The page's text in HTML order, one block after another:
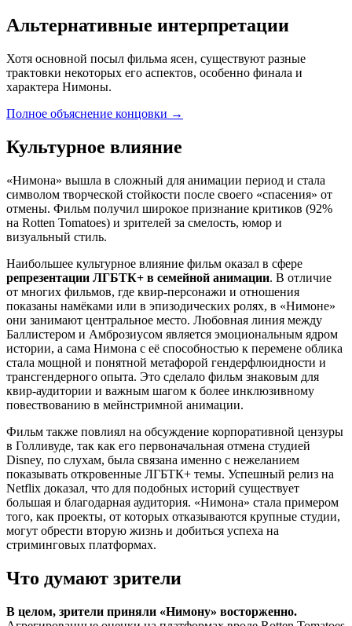
Альтернативные интерпретации
Хотя основной посыл фильма ясен, существуют разные
трактовки некоторых его аспектов, особенно финала и
характера Нимоны.
Полное объяснение концовки →
Культурное влияние
«Нимона» вышла в сложный для анимации период и стала
символом творческой стойкости после своего «спасения» от
отмены. Фильм получил широкое признание критиков (92%
на Rotten Tomatoes) и зрителей за смелость, юмор и
визуальный стиль.
Наибольшее культурное влияние фильм оказал в сфере
репрезентации ЛГБТК+ в семейной анимации. В отличие
от многих фильмов, где квир-персонажи и отношения
показаны намёками или в эпизодических ролях, в «Нимоне»
они занимают центральное место. Любовная линия между
Баллистером и Амброзиусом является эмоциональным ядром
истории, а сама Нимона с её способностью к перемене облика
стала мощной и понятной метафорой гендерфлюидности и
трансгендерного опыта. Это сделало фильм знаковым для
квир-аудитории и важным шагом к более инклюзивному
повествованию в мейнстримной анимации.
Фильм также повлиял на обсуждение корпоративной цензуры
в Голливуде, так как его первоначальная отмена студией
Disney, по слухам, была связана именно с нежеланием
показывать откровенные ЛГБТК+ темы. Успешный релиз на
Netflix доказал, что для подобных историй существует
большая и благодарная аудитория. «Нимона» стала примером
того, как проекты, от которых отказываются крупные студии,
могут обрести вторую жизнь и добиться успеха на
стриминговых платформах.
Что думают зрители
В целом, зрители приняли «Нимону» восторженно.